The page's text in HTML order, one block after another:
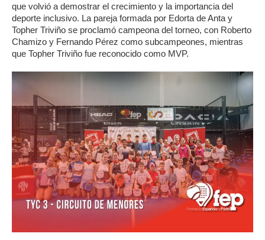
que volvió a demostrar el crecimiento y la importancia del
deporte inclusivo. La pareja formada por Edorta de Anta y
Topher Triviño se proclamó campeona del torneo, con Roberto
Chamizo y Fernando Pérez como subcampeones, mientras
que Topher Triviño fue reconocido como MVP.